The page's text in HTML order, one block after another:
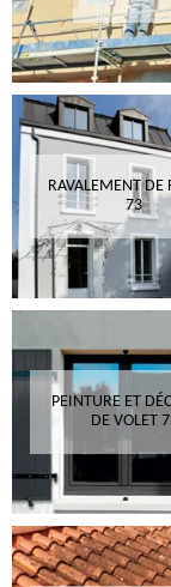
RAVALEMENT DE
73
PEINTURE ET
DE VOLET